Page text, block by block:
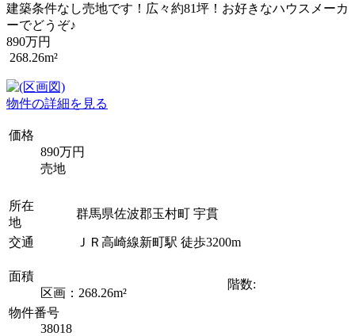
建築条件なし売地です！広々約81坪！お好きなハウスメーカ
ーでどうぞ♪
890万円
268.26m²
物件の詳細を見る
価格
890万円
売地
所在
地
群馬県佐波郡玉村町 宇貫
交通 ＪＲ高崎線新町駅 徒歩3200m
面積
区画：268.26m²
階数:
物件番号
38018